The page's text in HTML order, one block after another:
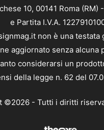
10, 00141 Roma (RM)
e Partita I.V.A.
non è una testata
aggiornato senza alcuna
considerarsi un
della legge n. 62 del
©2026 - Tutti i diritti